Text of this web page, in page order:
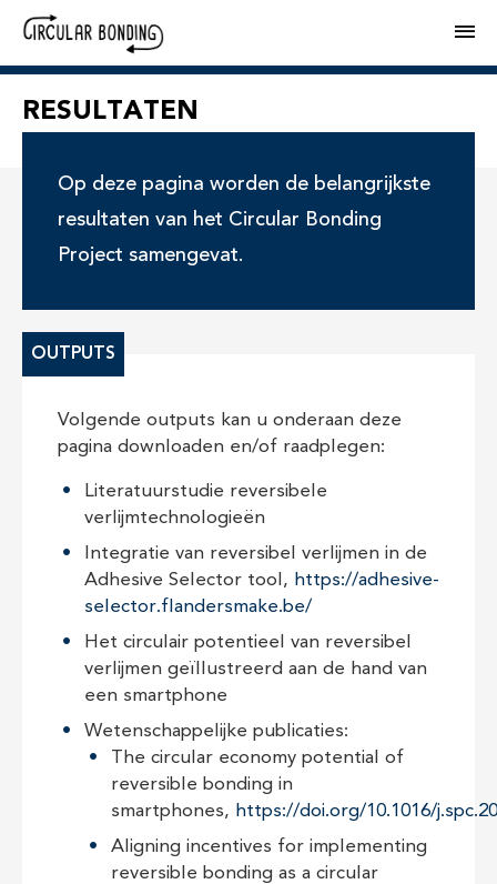
RESULTATEN
Op deze pagina worden de belangrijkste
resultaten van het Circular Bonding
Project samengevat.
OUTPUTS
Volgende outputs kan u onderaan deze
pagina downloaden en/of raadplegen:
Literatuurstudie reversibele
verlijmtechnologieën
Integratie van reversibel verlijmen in de
Adhesive Selector tool, https://adhesive-
selector.flandersmake.be/
Het circulair potentieel van reversibel
verlijmen geïllustreerd aan de hand van
een smartphone
Wetenschappelijke publicaties:
The circular economy potential of
reversible bonding in
smartphones, https://doi.org/10.1016/
Aligning incentives for implementing
reversible bonding as a circular